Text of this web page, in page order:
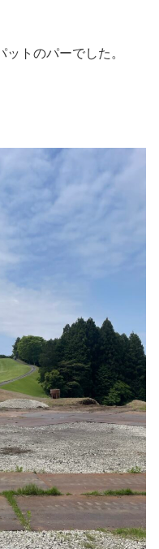
トのパーでした。